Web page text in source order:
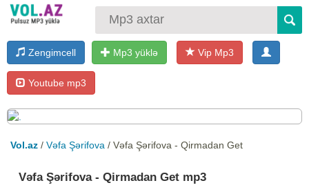
Zengimcell Mp3 yüklə Vip Mp3
Youtube mp3
Vol.az / Vəfa Şərifova / Vəfa Şərifova - Qirmadan Get
Vəfa Şərifova - Qirmadan Get mp3